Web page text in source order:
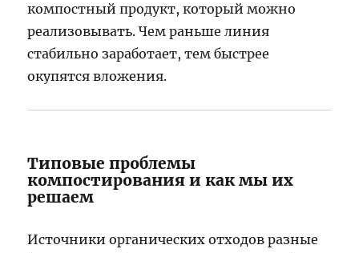
компостный продукт, который можно
реализовывать. Чем раньше линия
стабильно заработает, тем быстрее
окупятся вложения.
Типовые проблемы
компостирования и как мы их
решаем
Источники органических отходов разные